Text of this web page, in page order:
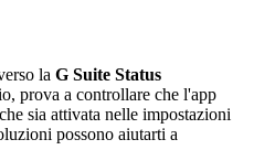
la G Suite Status
prova a controllare che l'app
sia attivata nelle impostazioni
possono aiutarti a